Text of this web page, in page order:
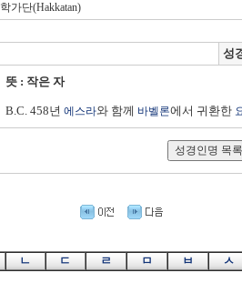
학가단(Hakkatan)
성
뜻 : 작은 자
B.C. 458년 에스라와 함께 바벨론에서 귀환한
ㄴ ㄷ ㄹ ㅁ ㅂ ㅅ